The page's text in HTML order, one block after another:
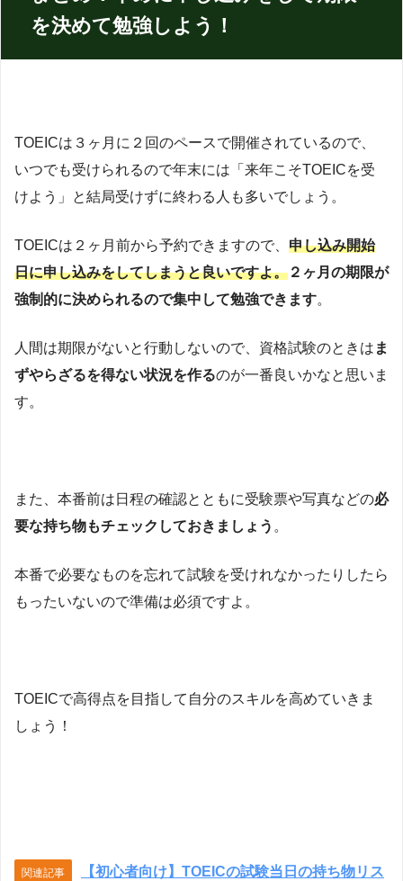
を決めて勉強しよう！
TOEICは３ヶ月に２回のペースで開催されているので、
いつでも受けられるので年末には「来年こそTOEICを受
けよう」と結局受けずに終わる人も多いでしょう。
TOEICは２ヶ月前から予約できますので、 申し込み開始
日に申し込みをしてしまうと良いですよ。 ２ヶ月の期限が
強制的に決められるので集中して勉強できます。
人間は期限がないと行動しないので、資格試験のときは ま
ずやらざるを得ない状況を作るのが一番良いかなと思いま
す。
また、本番前は日程の確認とともに受験票や写真などの必
要な持ち物もチェックしておきましょう 。
本番で必要なものを忘れて試験を受けれなかったりしたら
もったいないので準備は必須ですよ。
TOEICで高得点を目指して自分のスキルを高めていきま
しょう！
関連記事
【初心者向け】TOEICの試験当日の持ち物リス